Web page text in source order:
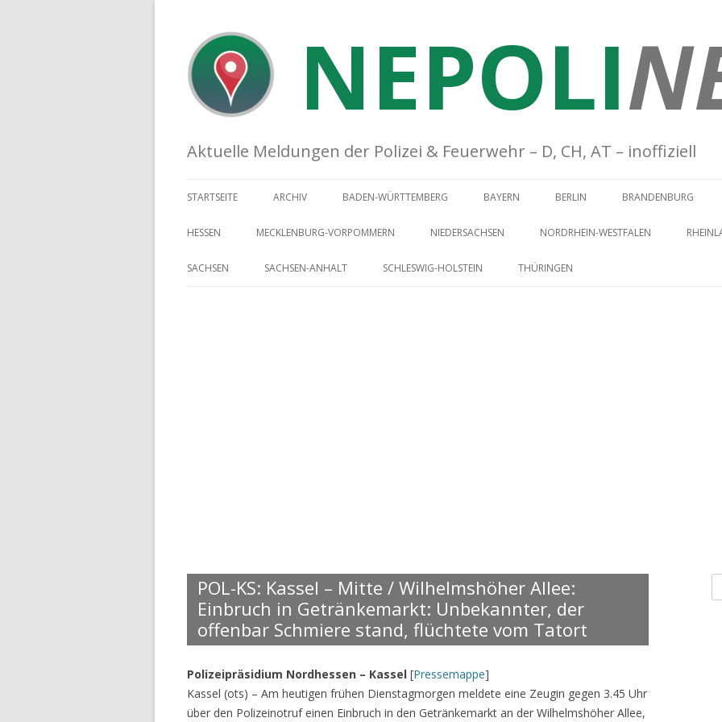
NEPOLI
Aktuelle Meldungen der Polizei & Feuerwehr – D, CH, AT – inoffiziell
STARTSEITE ARCHIV BADEN-WÜRTTEMBERG BAYERN BERLIN BRANDENBURG
HESSEN MECKLENBURG-VORPOMMERN NIEDERSACHSEN NORDRHEIN-WESTFALEN
SACHSEN SACHSEN-ANHALT SCHLESWIG-HOLSTEIN THÜRINGEN
POL-KS: Kassel – Mitte / Wilhelmshöher Allee:
Einbruch in Getränkemarkt: Unbekannter, der
offenbar Schmiere stand, flüchtete vom Tatort
Polizeipräsidium Nordhessen – Kassel [Pressemappe]
Kassel (ots) – Am heutigen frühen Dienstagmorgen meldete eine Zeugin gegen 3.45 Uhr
über den Polizeinotruf einen Einbruch in den Getränkemarkt an der Wilhelmshöher Allee,